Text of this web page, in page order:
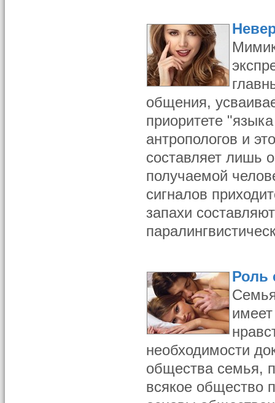
общения,
приоритете
антропологов и
составляет лишь
получаемой
сигналов
запахи
Роль
необходимости
общества семья,
всякое общество